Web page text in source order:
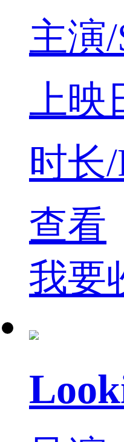
主演/
上映
时长
查看
我要